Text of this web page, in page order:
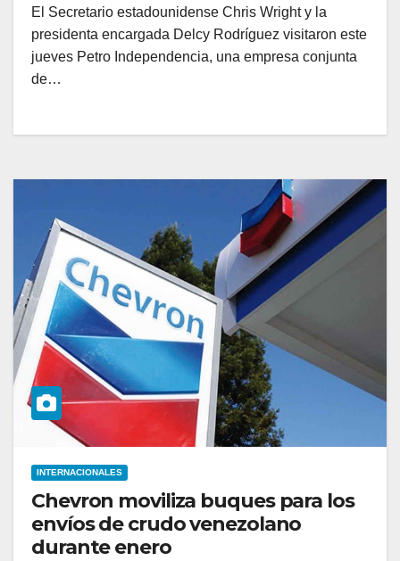
El Secretario estadounidense Chris Wright y la
presidenta encargada Delcy Rodríguez visitaron este
jueves Petro Independencia, una empresa conjunta
de…
INTERNACIONALES
Chevron moviliza buques para los
envíos de crudo venezolano
durante enero